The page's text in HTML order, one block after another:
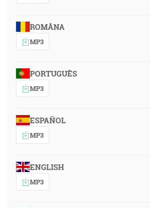
ROMÂNA
MP3
PORTUGUÊS
MP3
ESPAÑOL
MP3
ENGLISH
MP3